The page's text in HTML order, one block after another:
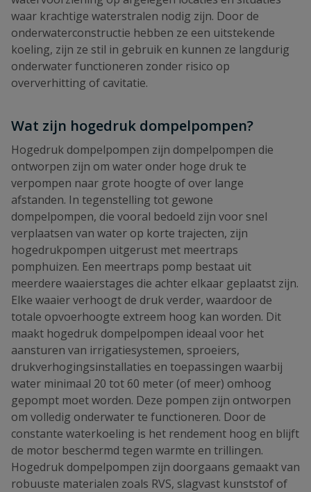
waar krachtige waterstralen nodig zijn. Door de
onderwaterconstructie hebben ze een uitstekende
koeling, zijn ze stil in gebruik en kunnen ze langdurig
onderwater functioneren zonder risico op
oververhitting of cavitatie.
Wat zijn hogedruk dompelpompen?
Hogedruk dompelpompen zijn dompelpompen die
ontworpen zijn om water onder hoge druk te
verpompen naar grote hoogte of over lange
afstanden. In tegenstelling tot gewone
dompelpompen, die vooral bedoeld zijn voor snel
verplaatsen van water op korte trajecten, zijn
hogedrukpompen uitgerust met meertraps
pomphuizen. Een meertraps pomp bestaat uit
meerdere waaierstages die achter elkaar geplaatst zijn.
Elke waaier verhoogt de druk verder, waardoor de
totale opvoerhoogte extreem hoog kan worden. Dit
maakt hogedruk dompelpompen ideaal voor het
aansturen van irrigatiesystemen, sproeiers,
drukverhogingsinstallaties en toepassingen waarbij
water minimaal 20 tot 60 meter (of meer) omhoog
gepompt moet worden. Deze pompen zijn ontworpen
om volledig onderwater te functioneren. Door de
constante waterkoeling is het rendement hoog en blijft
de motor beschermd tegen warmte en trillingen.
Hogedruk dompelpompen zijn doorgaans gemaakt van
robuuste materialen zoals RVS, slagvast kunststof of